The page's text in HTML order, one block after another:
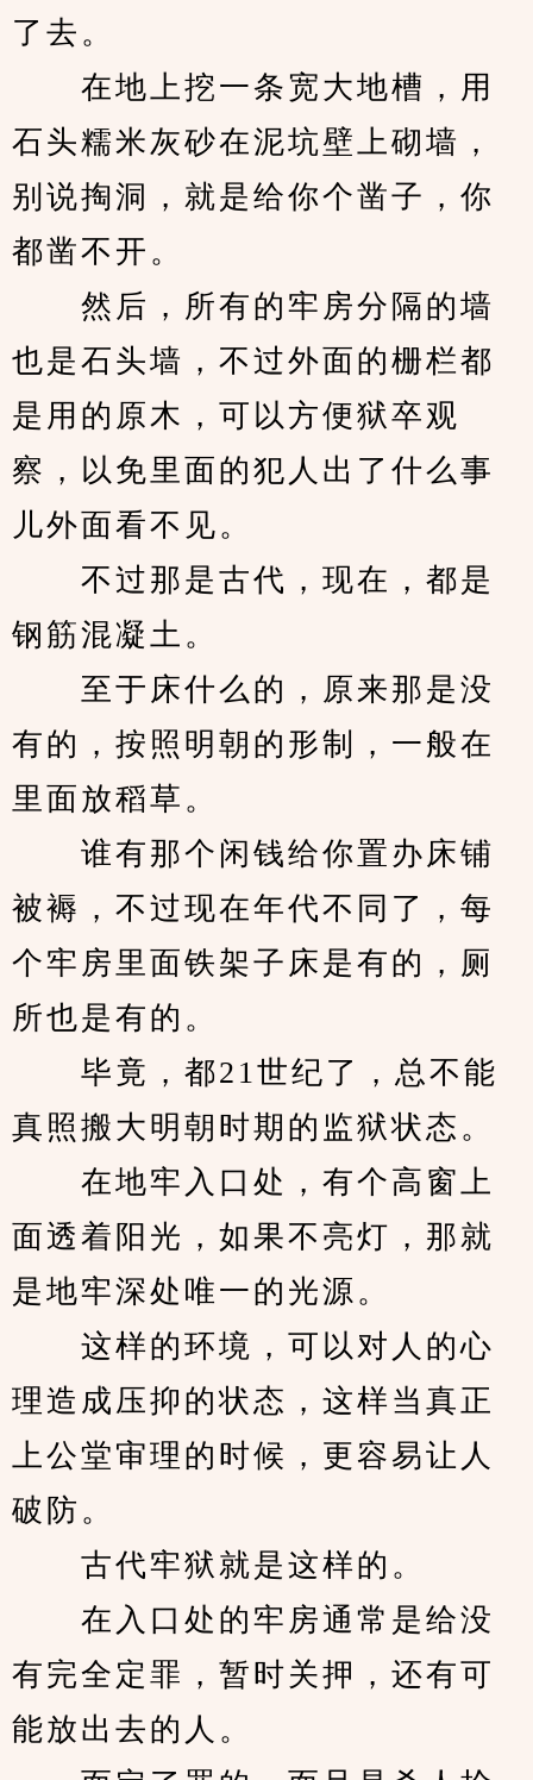
了去。
在地上挖一条宽大地槽，用
石头糯米灰砂在泥坑壁上砌墙，
别说掏洞，就是给你个凿子，你
都凿不开。
然后，所有的牢房分隔的墙
也是石头墙，不过外面的栅栏都
是用的原木，可以方便狱卒观
察，以免里面的犯人出了什么事
儿外面看不见。
不过那是古代，现在，都是
钢筋混凝土。
至于床什么的，原来那是没
有的，按照明朝的形制，一般在
里面放稻草。
谁有那个闲钱给你置办床铺
被褥，不过现在年代不同了，每
个牢房里面铁架子床是有的，厕
所也是有的。
毕竟，都21世纪了，总不能
真照搬大明朝时期的监狱状态。
在地牢入口处，有个高窗上
面透着阳光，如果不亮灯，那就
是地牢深处唯一的光源。
这样的环境，可以对人的心
理造成压抑的状态，这样当真正
上公堂审理的时候，更容易让人
破防。
古代牢狱就是这样的。
在入口处的牢房通常是给没
有完全定罪，暂时关押，还有可
能放出去的人。